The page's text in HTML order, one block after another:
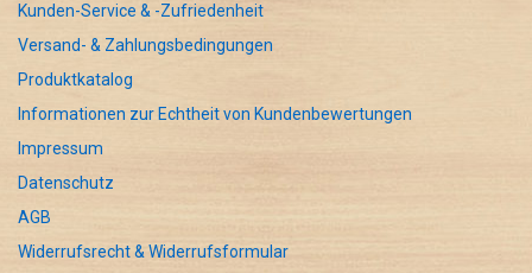
Kunden-Service & -Zufriedenheit
Versand- & Zahlungsbedingungen
Produktkatalog
Informationen zur Echtheit von Kundenbewertungen
Impressum
Datenschutz
AGB
Widerrufsrecht & Widerrufsformular